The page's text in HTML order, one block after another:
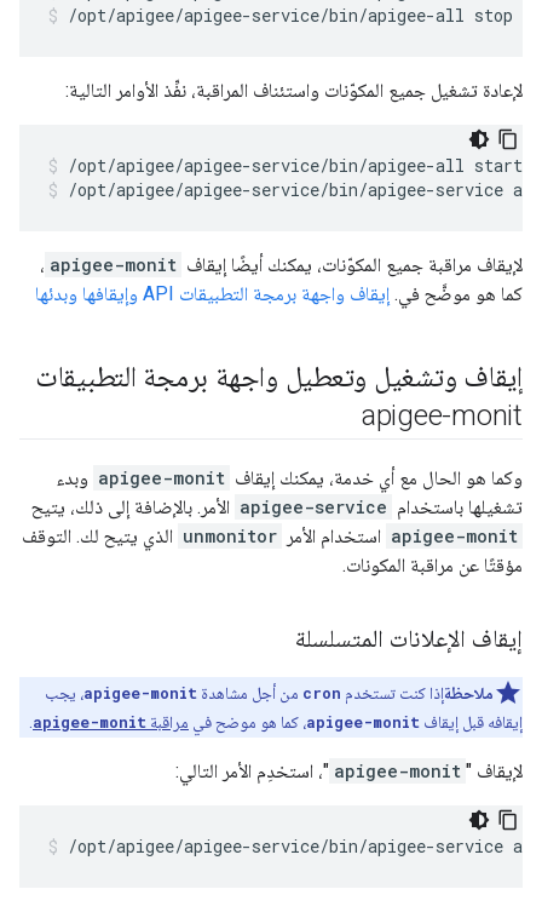
/opt/apigee/apigee-service/bin/apigee-all stop
لإعادة تشغيل جميع المكوّنات واستئناف المراقبة، نفِّذ الأوامر التالية:
/opt/apigee/apigee-service/bin/apigee-service
لإيقاف مراقبة جميع المكوّنات، يمكنك أيضًا إيقاف apigee-monit ،
كما هو موضَّح في. إيقاف واجهة برمجة التطبيقات API وإيقافها وبدئها
إيقاف وتشغيل وتعطيل واجهة برمجة التطبيقات
apigee-monit
وكما هو الحال مع أي خدمة، يمكنك إيقاف apigee-monit وبدء
تشغيلها باستخدام apigee-service الأمر. بالإضافة إلى ذلك، يتيح
apigee-monit استخدام الأمر unmonitor الذي يتيح لك. التوقف
مؤقتًا عن مراقبة المكونات.
إيقاف الإعلانات المتسلسلة
ملاحظةإذا كنت تستخدم cron من أجل مشاهدة apigee-monit، يجب
إيقافه قبل إيقاف apigee-monit، كما هو موضح في مراقبة apigee-monit
لإيقاف " apigee-monit "، استخدِم الأمر التالي:
/opt/apigee/apigee-service/bin/apigee-service